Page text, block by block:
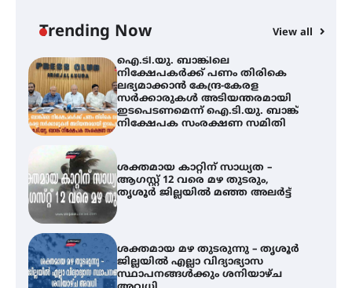
Trending Now View all
ഇടപെടണമെന്ന് ഐ.ടി.യു. ബാങ്ക്
നിക്ഷേപക സംരക്ഷണ സമിതി
ശക്തമായ കാറ്റിന് സാധ്യത –
ആഗസ്റ്റ് 12 വരെ മഴ തുടരും,
തൃശൂർ ജില്ലയിൽ മഞ്ഞ അലർട്ട്
ശക്തമായ മഴ തുടരുന്നു – തൃശൂർ
ജില്ലയിൽ എല്ലാ വിദ്യാഭ്യാസ
സ്ഥാപനങ്ങൾക്കും ശനിയാഴ്ച
അവധി
എം.ജി. യൂണിവേഴ്‌സിറ്റിയിൽ നിന്ന്
ഇംഗ്ളീഷ് സാഹിത്യത്തിൽ
ഡോക്ടറേറ്റ് നേടിയ എൻ. ആര്യ